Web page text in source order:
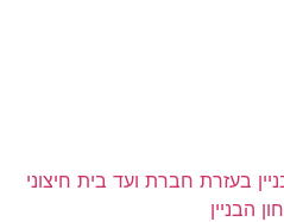
בעזרת חברת ועד בית חיצוני
הבניין